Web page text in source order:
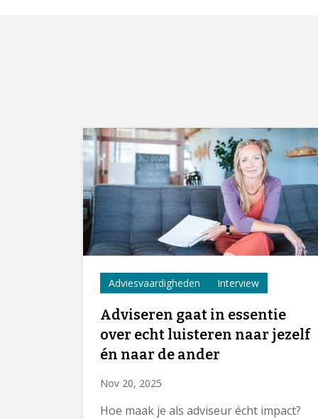
Adviesvaardigheden Interview
Adviseren gaat in essentie
over echt luisteren naar jezelf
én naar de ander
Nov 20, 2025
Hoe maak je als adviseur écht impact?